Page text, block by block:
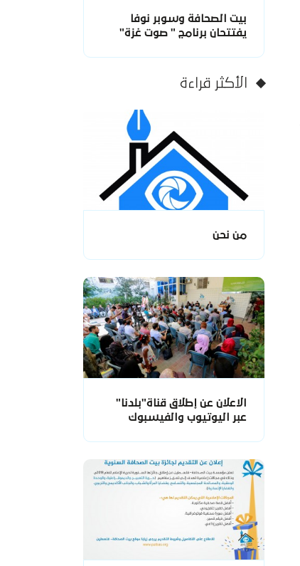
بيت الصحافة وسوبر نوفا
يفتتحان برنامج " صوت غزة"
الأكثر قراءة
من نحن
الاعلان عن إطلاق قناة"بلدنا"
عبر اليوتيوب والفيسبوك